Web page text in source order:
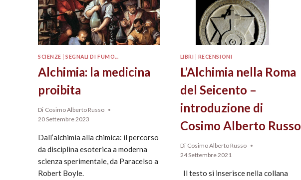
SCIENZE |SEGNALI DI FUMO...
Alchimia: la medicina
proibita
Di Cosimo Alberto Russo
20 Settembre 2023
Dall’alchimia alla chimica: il percorso
da disciplina esoterica a moderna
scienza sperimentale, da Paracelso a
Robert Boyle.
LIBRI RECENSIONI
L’Alchimia nella Roma
del Seicento –
introduzione di
Cosimo Alberto Russo
Di Cosimo Alberto Russo
24 Settembre 2021
Il testo si inserisce nella collana